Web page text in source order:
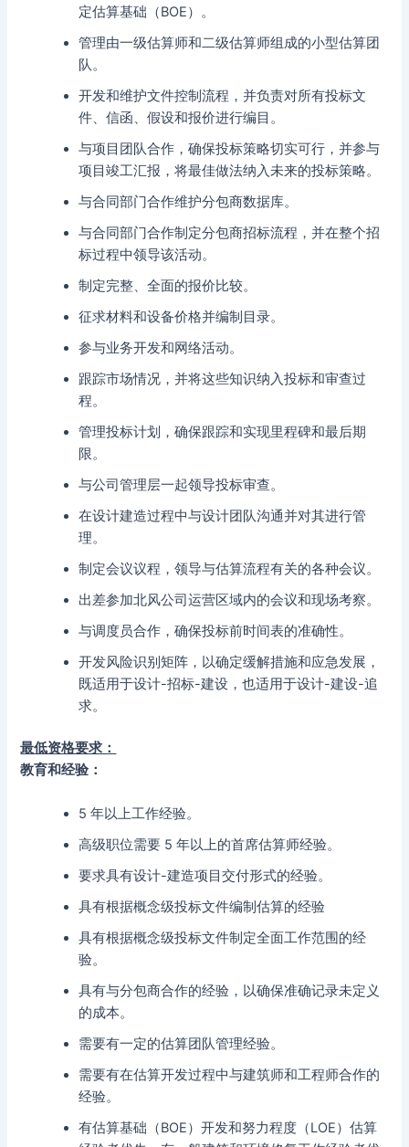
定估算基础（BOE）。
管理由一级估算师和二级估算师组成的小型估算团
队。
开发和维护文件控制流程，并负责对所有投标文
件、信函、假设和报价进行编目。
与项目团队合作，确保投标策略切实可行，并参与
项目竣工汇报，将最佳做法纳入未来的投标策略。
与合同部门合作维护分包商数据库。
与合同部门合作制定分包商招标流程，并在整个招
标过程中领导该活动。
制定完整、全面的报价比较。
征求材料和设备价格并编制目录。
参与业务开发和网络活动。
跟踪市场情况，并将这些知识纳入投标和审查过
程。
管理投标计划，确保跟踪和实现里程碑和最后期
限。
与公司管理层一起领导投标审查。
在设计建造过程中与设计团队沟通并对其进行管
理。
制定会议议程，领导与估算流程有关的各种会议。
出差参加北风公司运营区域内的会议和现场考察。
与调度员合作，确保投标前时间表的准确性。
开发风险识别矩阵，以确定缓解措施和应急发展，
既适用于设计-招标-建设，也适用于设计-建设-追
求。
最低资格要求：
教育和经验：
5 年以上工作经验。
高级职位需要 5 年以上的首席估算师经验。
要求具有设计-建造项目交付形式的经验。
具有根据概念级投标文件编制估算的经验
具有根据概念级投标文件制定全面工作范围的经
验。
具有与分包商合作的经验，以确保准确记录未定义
的成本。
需要有一定的估算团队管理经验。
需要有在估算开发过程中与建筑师和工程师合作的
经验。
有估算基础（BOE）开发和努力程度（LOE）估算